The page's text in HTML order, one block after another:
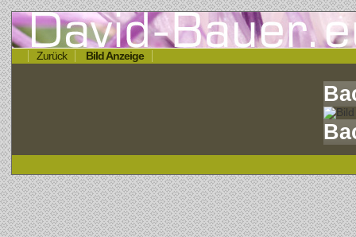
Zurück Bild Anzeige